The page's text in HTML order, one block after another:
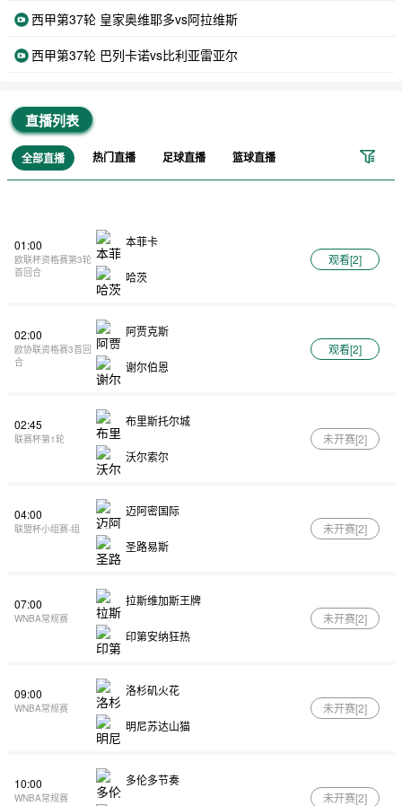
西甲第37轮 皇家奥维耶多vs阿拉维斯
西甲第37轮 巴列卡诺vs比利亚雷亚尔
直播列表
全部直播 热门直播 足球直播 篮球直播
01:00
欧联杯资格赛第3轮
首回合
本菲卡
哈茨
观看[2]
02:00
欧协联资格赛3首回
合
阿贾克斯
谢尔伯恩
观看[2]
02:45
联赛杯第1轮
布里斯托尔城
沃尔索尔
未开赛[2]
04:00
联盟杯小组赛-组
迈阿密国际
圣路易斯
未开赛[2]
07:00
WNBA常规赛
拉斯维加斯王牌
印第安纳狂热
未开赛[2]
09:00
WNBA常规赛
洛杉矶火花
明尼苏达山猫
未开赛[2]
10:00
WNBA常规赛
多伦多节奏
未开赛[2]